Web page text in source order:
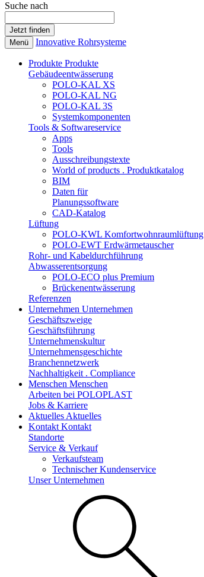
Suche nach
Menü Innovative Rohrsysteme
Produkte Produkte
Gebäudeentwässerung
POLO-KAL XS
POLO-KAL NG
POLO-KAL 3S
Systemkomponenten
Tools & Softwareservice
Apps
Tools
Ausschreibungstexte
World of products . Produktkatalog
BIM
Daten für
Planungssoftware
CAD-Katalog
Lüftung
POLO-KWL Komfortwohnraumlüftung
POLO-EWT Erdwärmetauscher
Rohr- und Kabeldurchführung
Abwasserentsorgung
POLO-ECO plus Premium
Brückenentwässerung
Referenzen
Unternehmen Unternehmen
Geschäftszweige
Geschäftsführung
Unternehmenskultur
Unternehmensgeschichte
Branchennetzwerk
Nachhaltigkeit . Compliance
Menschen Menschen
Arbeiten bei POLOPLAST
Jobs & Karriere
Aktuelles Aktuelles
Kontakt Kontakt
Standorte
Service & Verkauf
Verkaufsteam
Technischer Kundenservice
Unser Unternehmen